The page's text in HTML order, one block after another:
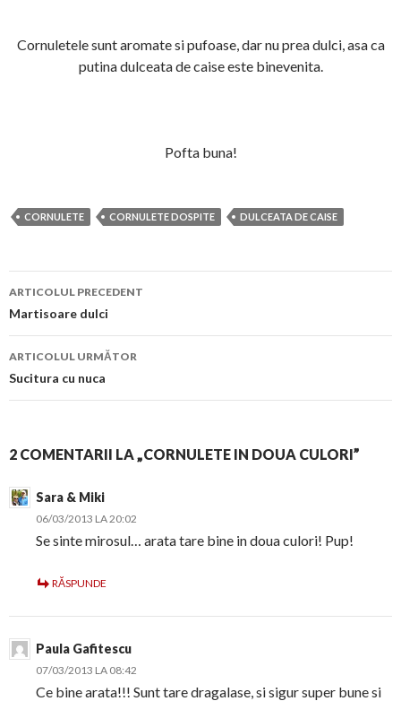
Cornuletele sunt aromate si pufoase, dar nu prea dulci, asa ca
putina dulceata de caise este binevenita.
Pofta buna!
CORNULETE CORNULETE DOSPITE DULCEATA DE CAISE
Navigare
în
articol
ARTICOLUL PRECEDENT
Martisoare dulci
ARTICOLUL URMĂTOR
Sucitura cu nuca
2 COMENTARII LA „CORNULETE IN DOUA CULORI”
Sara & Miki
06/03/2013 LA 20:02
Se sinte mirosul… arata tare bine in doua culori! Pup!
RĂSPUNDE
Paula Gafitescu
07/03/2013 LA 08:42
Ce bine arata!!! Sunt tare dragalase, si sigur super bune si